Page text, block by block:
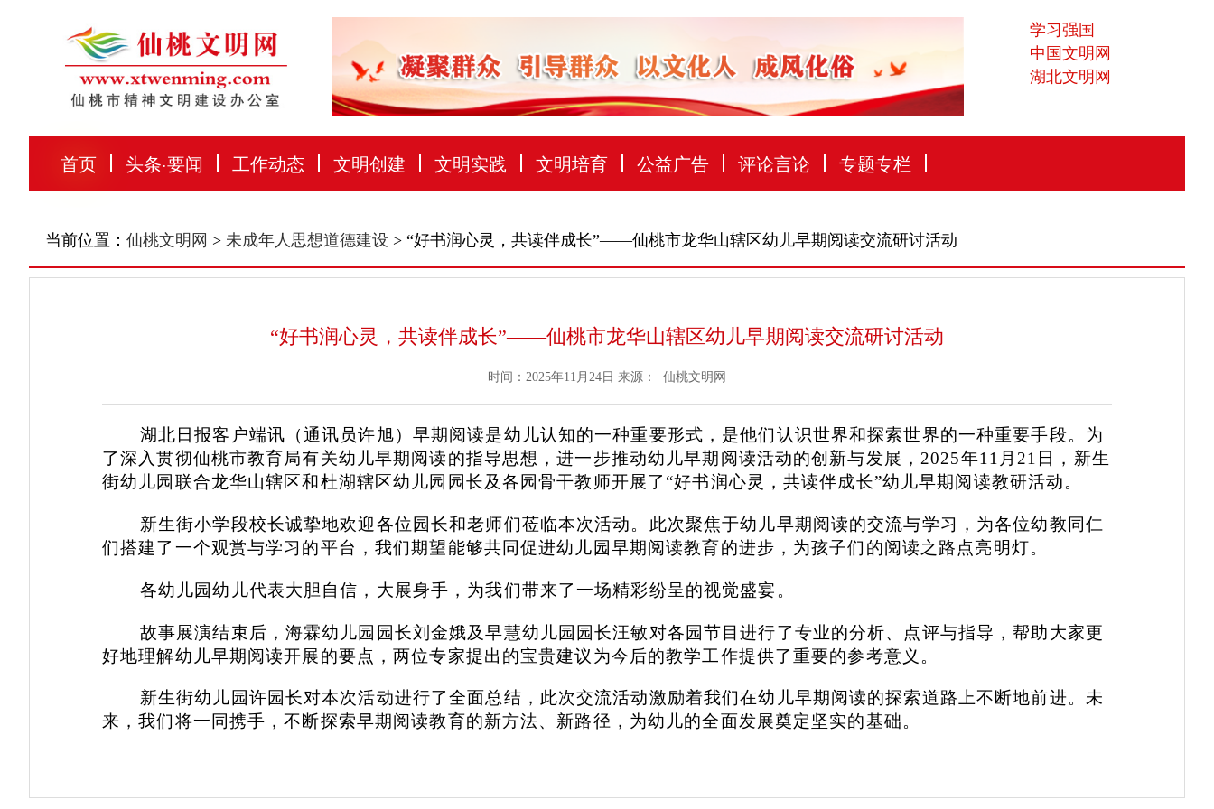
学习强国
中国文明网
湖北文明网
首页 头条·要闻 工作动态 文明创建 文明实践 文明培育 公益广告 评论言论 专题专栏
当前位置： 仙桃文明网 > 未成年人思想道德建设 > “好书润心灵，共读伴成长”——仙桃市龙华山辖区幼儿早期阅读交流研讨活动
“好书润心灵，共读伴成长”——仙桃市龙华山辖区幼儿早期阅读交流研讨活动
时间：2025年11月24日 来源： 仙桃文明网
湖北日报客户端讯（通讯员许旭）早期阅读是幼儿认知的一种重要形式，是他们认识世界和探索世界的一种重要手段。为
了深入贯彻仙桃市教育局有关幼儿早期阅读的指导思想，进一步推动幼儿早期阅读活动的创新与发展，2025年11月21日，新生
街幼儿园联合龙华山辖区和杜湖辖区幼儿园园长及各园骨干教师开展了“好书润心灵，共读伴成长”幼儿早期阅读教研活动。
新生街小学段校长诚挚地欢迎各位园长和老师们莅临本次活动。此次聚焦于幼儿早期阅读的交流与学习，为各位幼教同仁
们搭建了一个观赏与学习的平台，我们期望能够共同促进幼儿园早期阅读教育的进步，为孩子们的阅读之路点亮明灯。
各幼儿园幼儿代表大胆自信，大展身手，为我们带来了一场精彩纷呈的视觉盛宴。
故事展演结束后，海霖幼儿园园长刘金娥及早慧幼儿园园长汪敏对各园节目进行了专业的分析、点评与指导，帮助大家更
好地理解幼儿早期阅读开展的要点，两位专家提出的宝贵建议为今后的教学工作提供了重要的参考意义。
新生街幼儿园许园长对本次活动进行了全面总结，此次交流活动激励着我们在幼儿早期阅读的探索道路上不断地前进。未
来，我们将一同携手，不断探索早期阅读教育的新方法、新路径，为幼儿的全面发展奠定坚实的基础。